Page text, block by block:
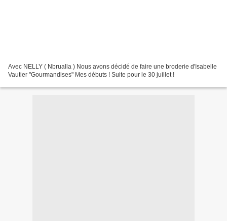
Avec NELLY ( Nbrualla ) Nous avons décidé de faire une broderie d'Isabelle
Vautier "Gourmandises" Mes débuts ! Suite pour le 30 juillet !